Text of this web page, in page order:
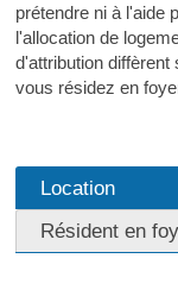
prétendre ni à l'aide
l'allocation de
d'attribution diffèrent
vous résidez en
Location
Résident en